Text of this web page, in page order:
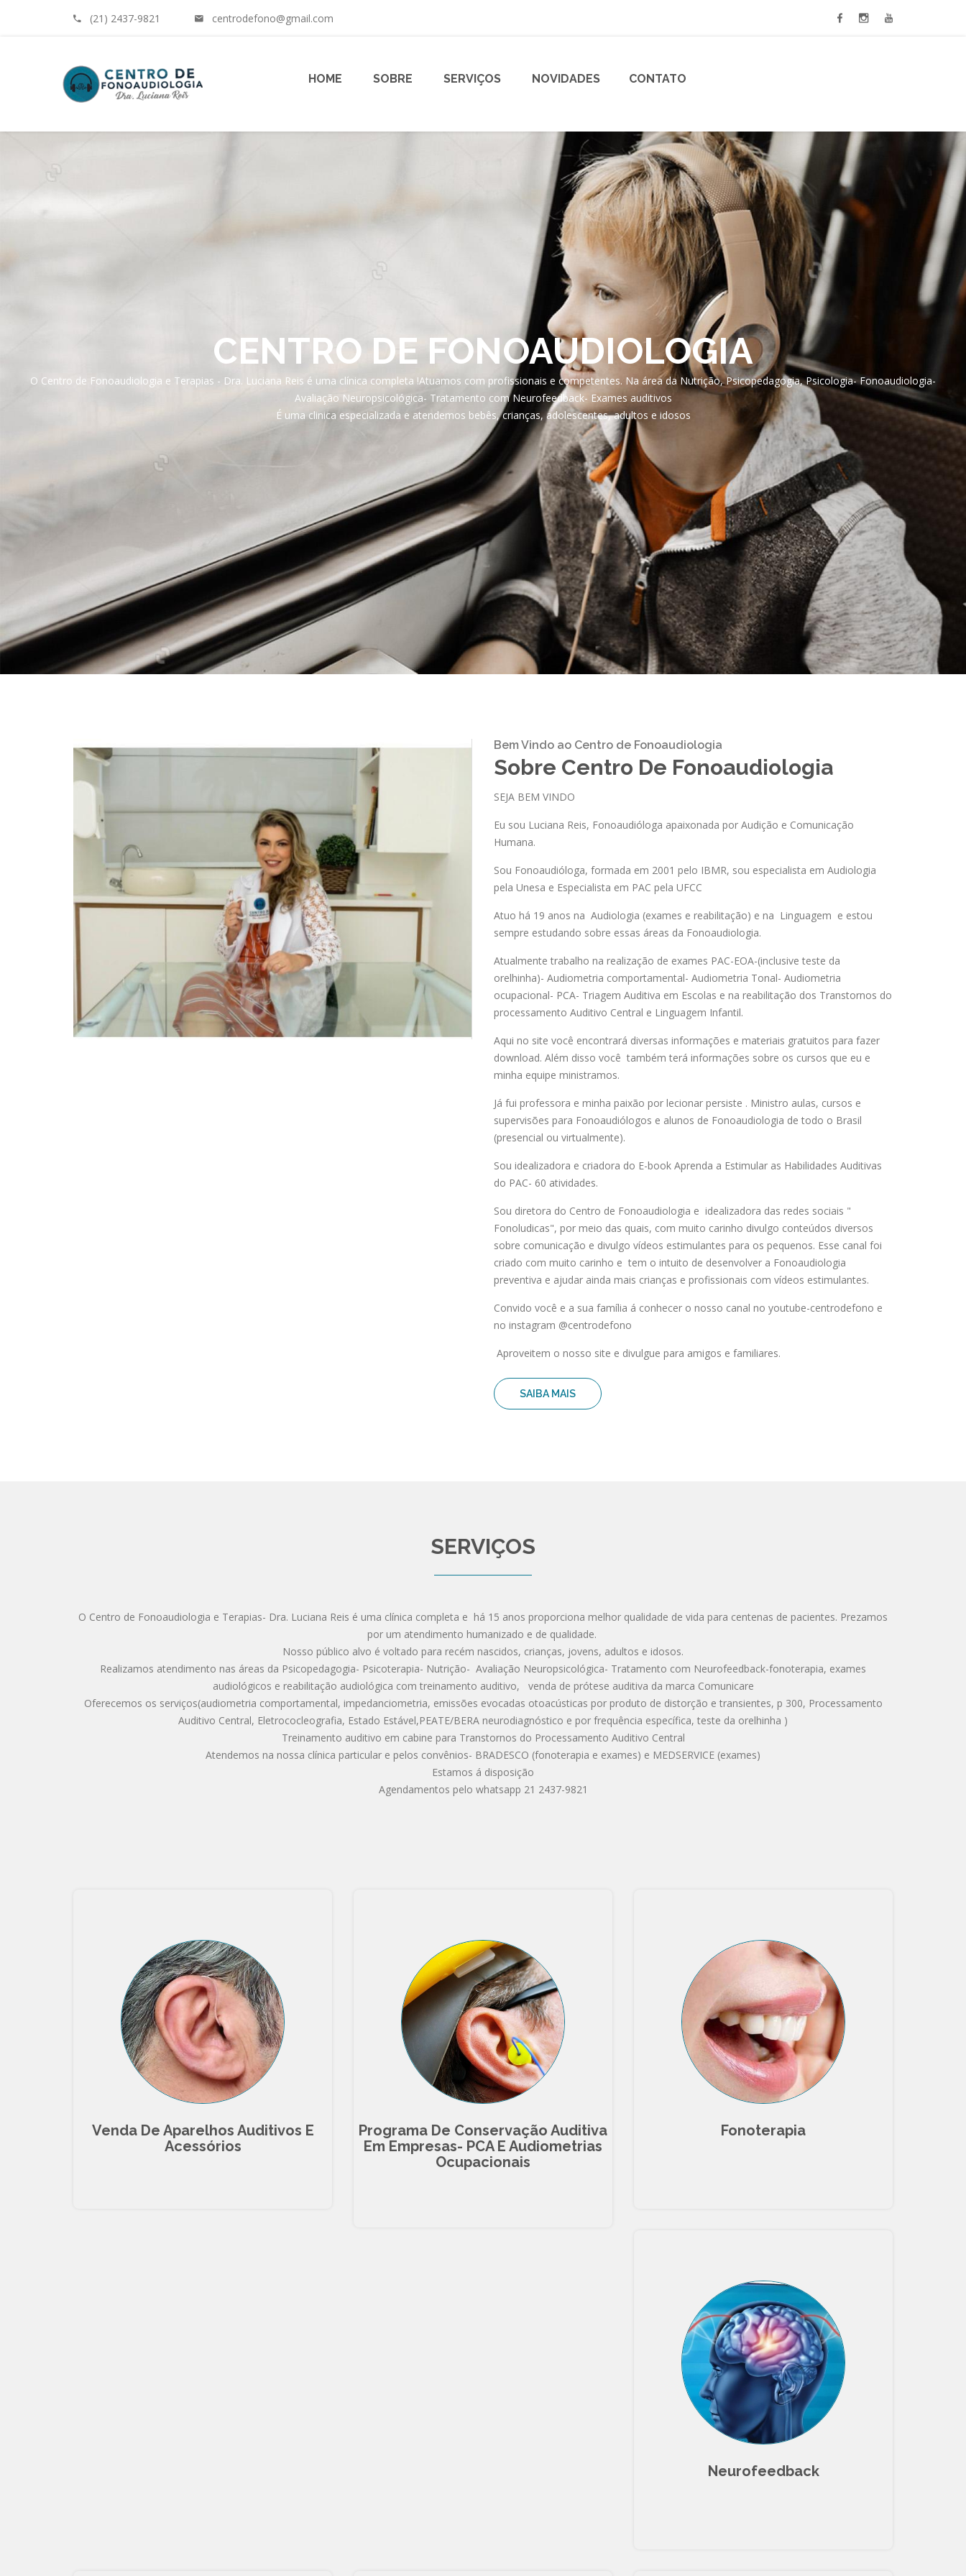
(21) 2437-9821 centrodefono@gmail.com
HOME SOBRE SERVIÇOS NOVIDADES CONTATO
CENTRO DE FONOAUDIOLOGIA
O Centro de Fonoaudiologia e Terapias - Dra. Luciana Reis é uma clínica completa !Atuamos com profissionais e competentes. Na área da Nutrição, Psicopedagogia, Psicologia- Fonoaudiologia-
Avaliação Neuropsicológica- Tratamento com Neurofeedback- Exames auditivos
É uma clinica especializada e atendemos bebês, crianças, adolescentes, adultos e idosos
Bem Vindo ao Centro de Fonoaudiologia
Sobre Centro De Fonoaudiologia
SEJA BEM VINDO
Eu sou Luciana Reis, Fonoaudióloga apaixonada por Audição e Comunicação
Humana.
Sou Fonoaudióloga, formada em 2001 pelo IBMR, sou especialista em Audiologia
pela Unesa e Especialista em PAC pela UFCC
Atuo há 19 anos na Audiologia (exames e reabilitação) e na Linguagem e estou
sempre estudando sobre essas áreas da Fonoaudiologia.
Atualmente trabalho na realização de exames PAC-EOA-(inclusive teste da
orelhinha)- Audiometria comportamental- Audiometria Tonal- Audiometria
ocupacional- PCA- Triagem Auditiva em Escolas e na reabilitação dos Transtornos do
processamento Auditivo Central e Linguagem Infantil.
Aqui no site você encontrará diversas informações e materiais gratuitos para fazer
download. Além disso você também terá informações sobre os cursos que eu e
minha equipe ministramos.
Já fui professora e minha paixão por lecionar persiste . Ministro aulas, cursos e
supervisões para Fonoaudiólogos e alunos de Fonoaudiologia de todo o Brasil
(presencial ou virtualmente).
Sou idealizadora e criadora do E-book Aprenda a Estimular as Habilidades Auditivas
do PAC- 60 atividades.
Sou diretora do Centro de Fonoaudiologia e idealizadora das redes sociais "
Fonoludicas", por meio das quais, com muito carinho divulgo conteúdos diversos
sobre comunicação e divulgo vídeos estimulantes para os pequenos. Esse canal foi
criado com muito carinho e tem o intuito de desenvolver a Fonoaudiologia
preventiva e ajudar ainda mais crianças e profissionais com vídeos estimulantes.
Convido você e a sua família á conhecer o nosso canal no youtube-centrodefono e
no instagram @centrodefono
Aproveitem o nosso site e divulgue para amigos e familiares.
SAIBA MAIS
SERVIÇOS
O Centro de Fonoaudiologia e Terapias- Dra. Luciana Reis é uma clínica completa e há 15 anos proporciona melhor qualidade de vida para centenas de pacientes. Prezamos
por um atendimento humanizado e de qualidade.
Nosso público alvo é voltado para recém nascidos, crianças, jovens, adultos e idosos.
Realizamos atendimento nas áreas da Psicopedagogia- Psicoterapia- Nutrição- Avaliação Neuropsicológica- Tratamento com Neurofeedback-fonoterapia, exames
audiológicos e reabilitação audiológica com treinamento auditivo, venda de prótese auditiva da marca Comunicare
Oferecemos os serviços(audiometria comportamental, impedanciometria, emissões evocadas otoacústicas por produto de distorção e transientes, p 300, Processamento
Auditivo Central, Eletrococleografia, Estado Estável,PEATE/BERA neurodiagnóstico e por frequência específica, teste da orelhinha )
Treinamento auditivo em cabine para Transtornos do Processamento Auditivo Central
Atendemos na nossa clínica particular e pelos convênios- BRADESCO (fonoterapia e exames) e MEDSERVICE (exames)
Estamos á disposição
Agendamentos pelo whatsapp 21 2437-9821
Venda De Aparelhos Auditivos E
Acessórios
Programa De Conservação Auditiva
Em Empresas- PCA E Audiometrias
Ocupacionais
Fonoterapia
Neurofeedback